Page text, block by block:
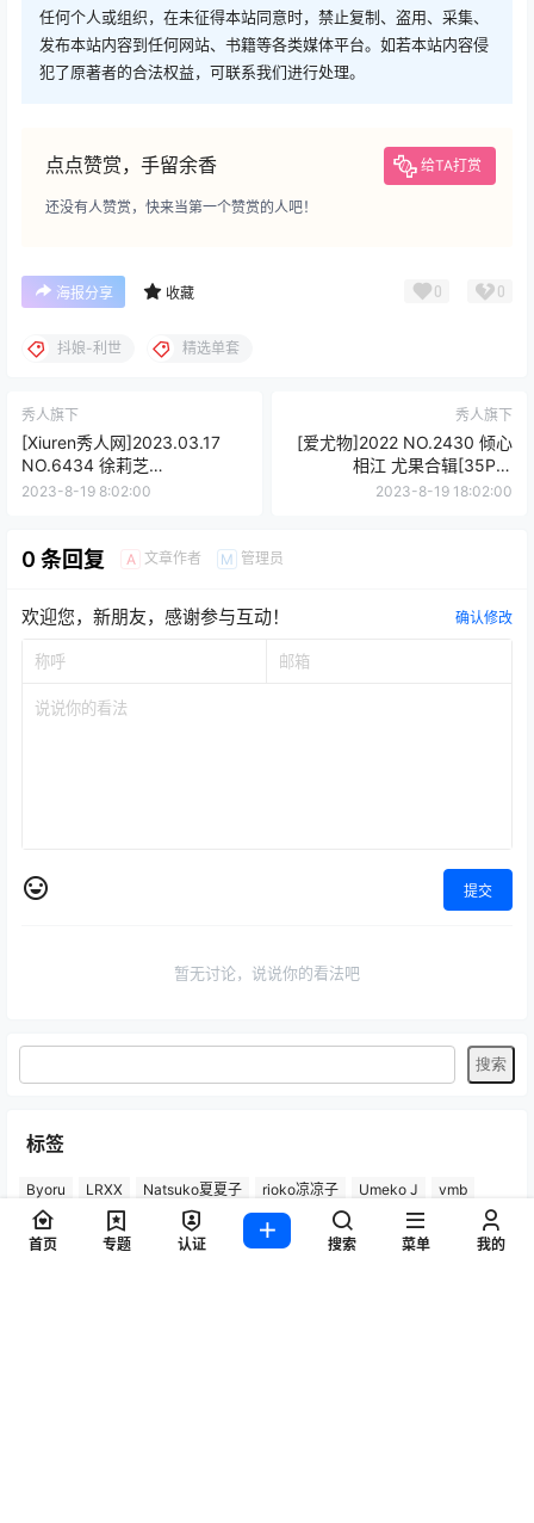
任何个人或组织，在未征得本站同意时，禁止复制、盗用、采集、
发布本站内容到任何网站、书籍等各类媒体平台。如若本站内容侵
犯了原著者的合法权益，可联系我们进行处理。
点点赞赏，手留余香 给TA打赏
还没有人赞赏，快来当第一个赞赏的人吧！
海报分享 收藏 0 0
抖娘-利世 精选单套
秀人旗下
[Xiuren秀人网]2023.03.17
NO.6434 徐莉芝
Booty[87+1P／716MB]
2023-8-19 8:02:00
秀人旗下
[爱尤物]2022 NO.2430 倾心
相江 尤果合辑[35P／
84.9MB]
2023-8-19 18:02:00
0 条回复 A 文章作者 M 管理员
欢迎您，新朋友，感谢参与互动！ 确认修改
提交
暂无讨论，说说你的看法吧
标签
Byoru LRXX Natsuko夏夏子 rioko凉凉子 Umeko J
vmb
yiko湿润兔
yuuhui玉汇 ZinieQ 丽柜 咬一口兔娘
唐安琪
首页 专题 认证 搜索 菜单 我的